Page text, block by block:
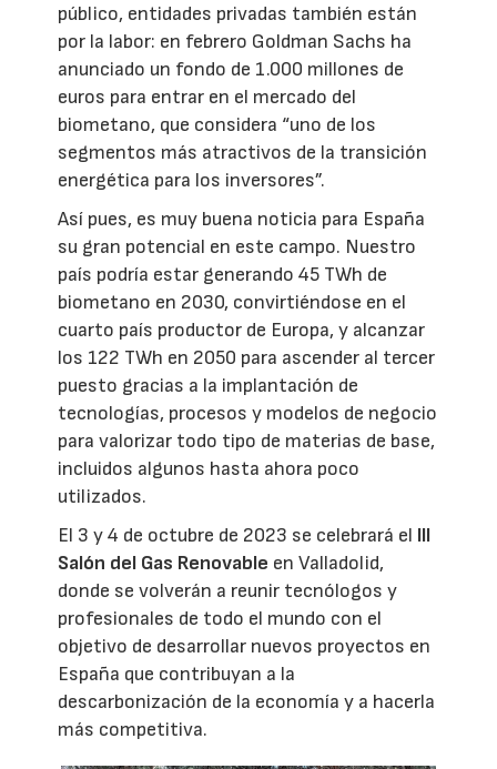
público, entidades privadas también están
por la labor: en febrero Goldman Sachs ha
anunciado un fondo de 1.000 millones de
euros para entrar en el mercado del
biometano, que considera “uno de los
segmentos más atractivos de la transición
energética para los inversores”.
Así pues, es muy buena noticia para España
su gran potencial en este campo. Nuestro
país podría estar generando 45 TWh de
biometano en 2030, convirtiéndose en el
cuarto país productor de Europa, y alcanzar
los 122 TWh en 2050 para ascender al tercer
puesto gracias a la implantación de
tecnologías, procesos y modelos de negocio
para valorizar todo tipo de materias de base,
incluidos algunos hasta ahora poco
utilizados.
El 3 y 4 de octubre de 2023 se celebrará el III
Salón del Gas Renovable en Valladolid,
donde se volverán a reunir tecnólogos y
profesionales de todo el mundo con el
objetivo de desarrollar nuevos proyectos en
España que contribuyan a la
descarbonización de la economía y a hacerla
más competitiva.